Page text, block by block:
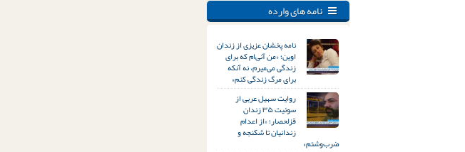
نامه های وارده
نامه پخشان عزیزی از زندان
اوین؛ «من آنی‌ام که برای
زندگی می‌میرم، نه آنکه
برای مرگ زندگی کنم»
روایت سهیل عربی از
سوئیت ۳۵ زندان
قزلحصار؛ «از اعدام
زندانیان تا شکنجه و
ضرب‌وشتم»